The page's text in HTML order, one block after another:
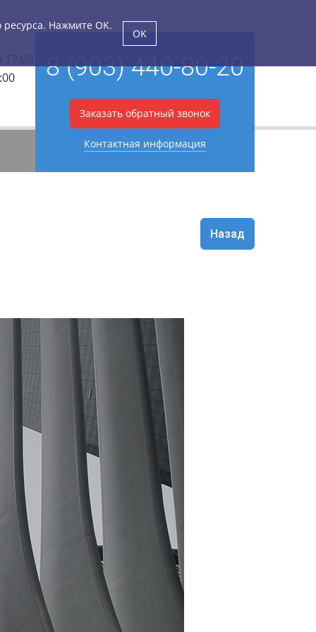
8 (903) 440-80-20
Заказать обратный звонок
Контактная информация
Назад
ресурса. Нажмите OK.
OK